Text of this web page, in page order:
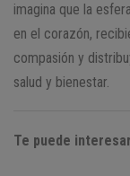
imagina que la
en el corazón,
compasión y
salud y bienestar.
Te puede